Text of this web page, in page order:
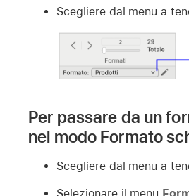
Scegliere dal menu a
Per passare da un
nel modo Formato
Scegliere dal menu a